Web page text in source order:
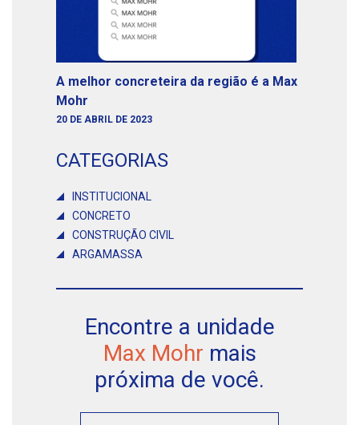
A melhor concreteira da região é a Max
Mohr
20 DE ABRIL DE 2023
CATEGORIAS
INSTITUCIONAL
CONCRETO
CONSTRUÇÃO CIVIL
ARGAMASSA
Encontre a unidade
Max Mohr mais
próxima de você.